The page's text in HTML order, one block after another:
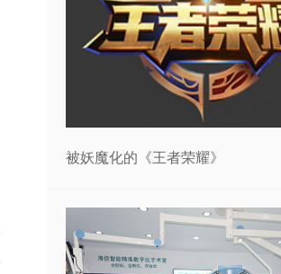
被妖魔化的《王者荣耀》